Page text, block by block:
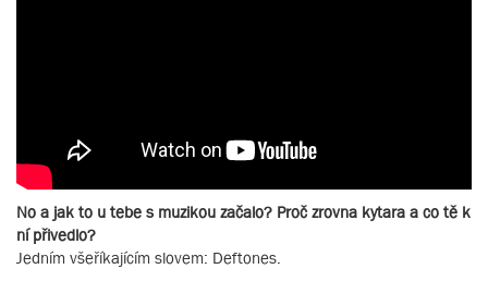
No a jak to u tebe s muzikou začalo? Proč zrovna kytara a co tě k
ní přivedlo?
Jedním všeříkajícím slovem: Deftones.